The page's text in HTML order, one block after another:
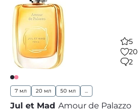
5
20
2
7 мл 20 мл 50 мл ...
Jul et Mad Amour de Palazzo